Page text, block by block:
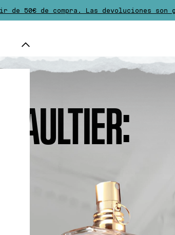
de 50€ de compra. Las devoluciones son